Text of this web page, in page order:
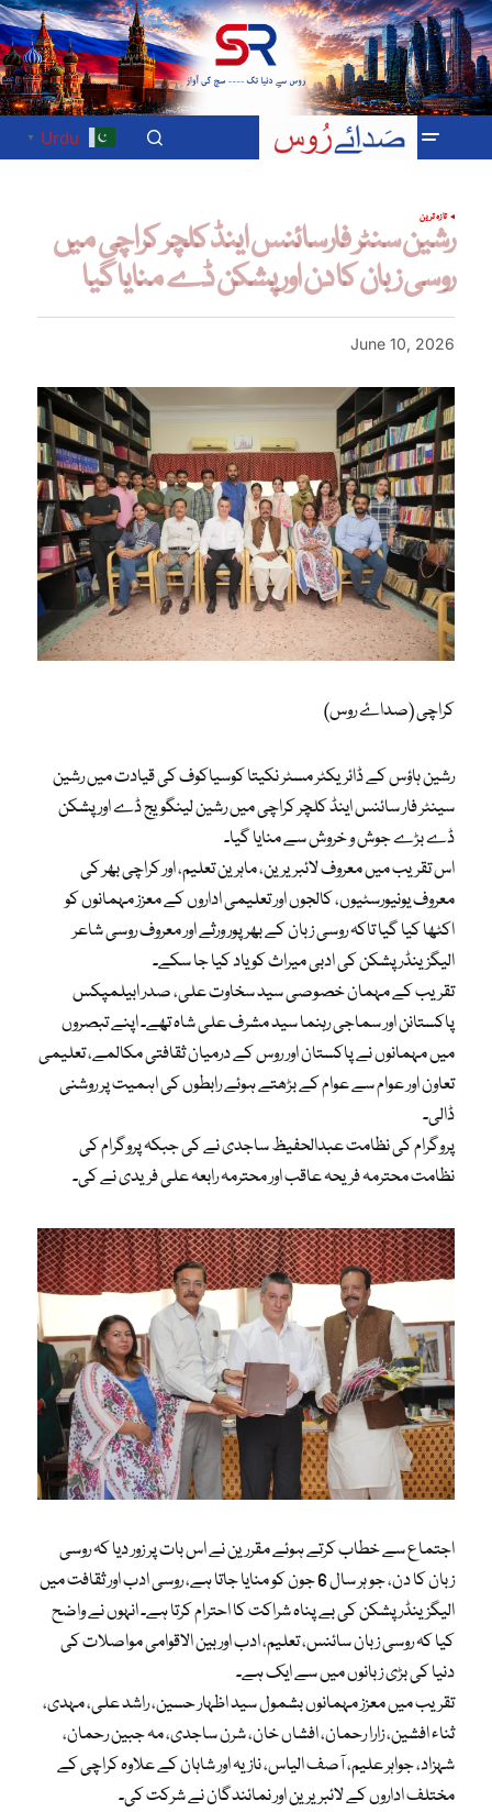
Urdu
▼
تازہ ترین
رشین سنٹر فارسائنس اینڈ کلچر کراچی میں
روسی زبان کا دن اور پشکن ڈے منایا گیا
June 10, 2026
کراچی (صداۓ روس)
رشین ہاؤس کے ڈائریکٹر مسٹر نکیتا کوسیاکوف کی قیادت میں رشین
سینٹر فار سائنس اینڈ کلچر کراچی میں رشین لینگویج ڈے اور پشکن
ڈے بڑے جوش و خروش سے منایا گیا۔
اس تقریب میں معروف لائبریرین، ماہرین تعلیم، اور کراچی بھر کی
معروف یونیورسٹیوں، کالجوں اور تعلیمی اداروں کے معزز مہمانوں کو
اکٹھا کیا گیا تاکہ روسی زبان کے بھرپور ورثے اور معروف روسی شاعر
الیگزینڈر پشکن کی ادبی میراث کو یاد کیا جا سکے۔
تقریب کے مہمان خصوصی سید سخاوت علی، صدر ابیلمپکس
پاکستانن اور سماجی رہنما سید مشرف علی شاہ تھے۔ اپنے تبصروں
میں مہمانوں نے پاکستان اور روس کے درمیان ثقافتی مکالمے، تعلیمی
تعاون اور عوام سے عوام کے بڑھتے ہوئے رابطوں کی اہمیت پر روشنی
ڈالی۔
پروگرام کی نظامت عبدالحفیظ ساجدی نے کی جبکہ پروگرام کی
نظامت محترمہ فریحہ عاقب اور محترمہ رابعہ علی فریدی نے کی۔
اجتماع سے خطاب کرتے ہوئے مقررین نے اس بات پر زور دیا کہ روسی
زبان کا دن، جو ہر سال 6 جون کو منایا جاتا ہے، روسی ادب اور ثقافت میں
الیگزینڈر پشکن کی بے پناہ شراکت کا احترام کرتا ہے۔ انہوں نے واضح
کیا کہ روسی زبان سائنس، تعلیم، ادب اور بین الاقوامی مواصلات کی
دنیا کی بڑی زبانوں میں سے ایک ہے۔
تقریب میں معزز مہمانوں بشمول سید اظہار حسین، راشد علی، مہدی،
ثناء افشین، زارا رحمان، افشاں خان، شرن ساجدی، مہ جبین رحمان،
شہزاد، جواہر علیم، آصف الیاس، نازیہ اور شاہان کے علاوہ کراچی کے
مختلف اداروں کے لائبریرین اور نمائندگان نے شرکت کی۔